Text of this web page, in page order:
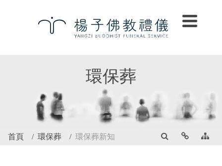
環保葬
首頁 環保葬 環保葬新知